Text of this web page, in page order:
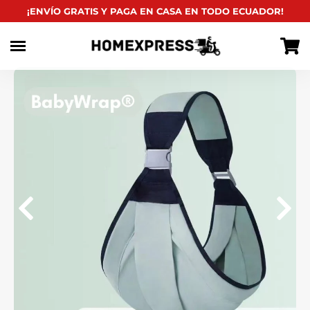
directamente
contenido
¡ENVÍO GRATIS Y PAGA EN CASA EN TODO ECUADOR!